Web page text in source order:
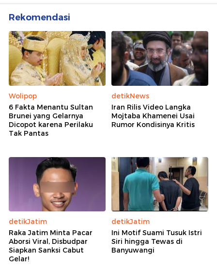
Rekomendasi
Wolipop
6 Fakta Menantu Sultan
Brunei yang Gelarnya
Dicopot karena Perilaku
Tak Pantas
detikNews
Iran Rilis Video Langka
Mojtaba Khamenei Usai
Rumor Kondisinya Kritis
detikJatim
Raka Jatim Minta Pacar
Aborsi Viral, Disbudpar
Siapkan Sanksi Cabut
Gelar!
detikJatim
Ini Motif Suami Tusuk Istri
Siri hingga Tewas di
Banyuwangi